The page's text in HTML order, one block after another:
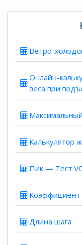
Ветро-
Онлайн-
веса при
Калькулятор
Пик — Тест
Коэффициент
Длина шага